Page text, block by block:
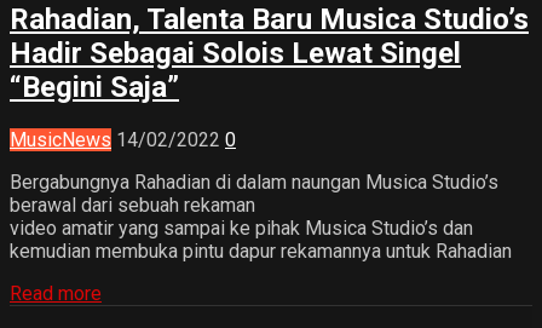
Rahadian, Talenta Baru Musica Studio’s
Hadir Sebagai Solois Lewat Singel
“Begini Saja”
MusicNews 14/02/2022 0
Bergabungnya Rahadian di dalam naungan Musica Studio’s
berawal dari sebuah rekaman
video amatir yang sampai ke pihak Musica Studio’s dan
kemudian membuka pintu dapur rekamannya untuk Rahadian
Read more